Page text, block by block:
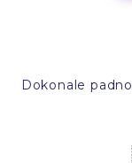
Dokonale